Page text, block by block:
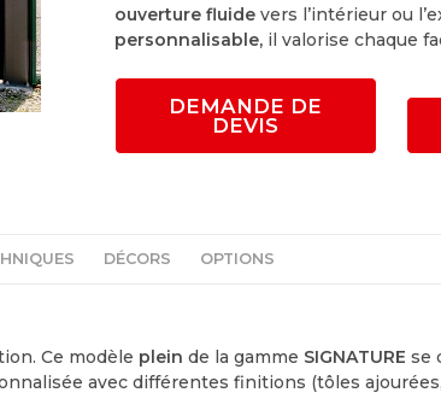
ouverture fluide vers l’intérieur ou
personnalisable, il valorise chaque
DEMANDE DE
DEVIS
DÉCORS OPTIONS
Ce modèle pleinde la gamme SIGNATUREse
avec différentes finitions (tôles